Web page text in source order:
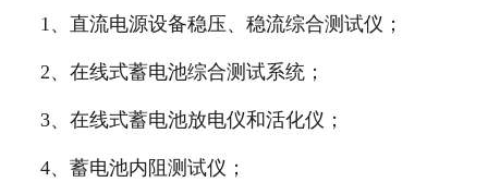
1、直流电源设备稳压、稳流综合测试仪；
2、在线式蓄电池综合测试系统；
3、在线式蓄电池放电仪和活化仪；
4、蓄电池内阻测试仪；